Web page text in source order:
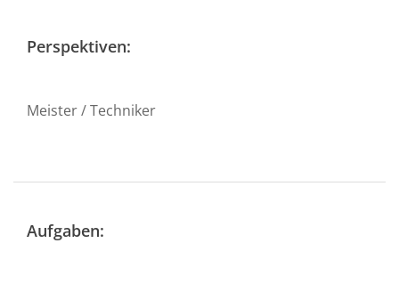
Perspektiven:
Meister / Techniker
Aufgaben: